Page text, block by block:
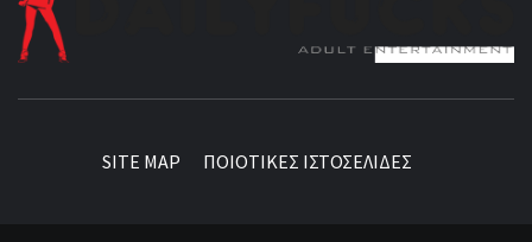
SITE MAP ΠΟΙΟΤΙΚΕΣ ΙΣΤΟΣΕΛΙΔΕΣ